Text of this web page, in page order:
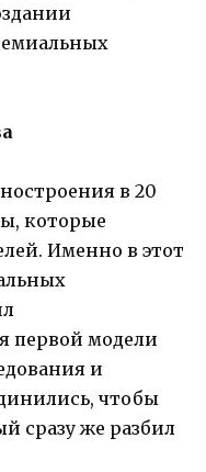
в 20
которые
Именно в этот
первой модели
и
чтобы
сразу же разбил